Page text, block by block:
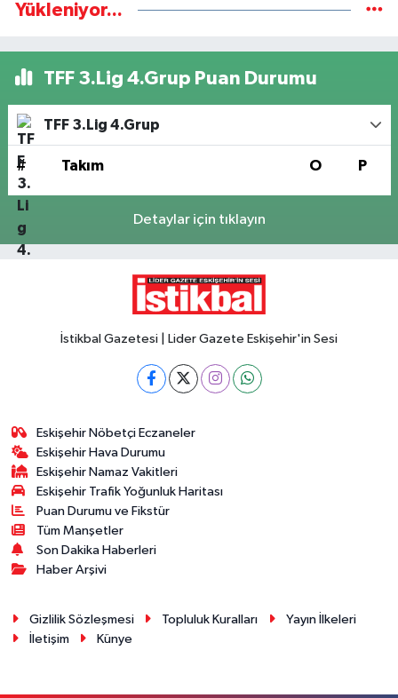
Yükleniyor...
TFF 3.Lig 4.Grup Puan Durumu
TFF 3.Lig 4.Grup
# Takım O P
Detaylar için tıklayın
İstikbal Gazetesi | Lider Gazete Eskişehir'in Sesi
Eskişehir Nöbetçi Eczaneler
Eskişehir Hava Durumu
Eskişehir Namaz Vakitleri
Eskişehir Trafik Yoğunluk Haritası
Puan Durumu ve Fikstür
Tüm Manşetler
Son Dakika Haberleri
Haber Arşivi
Gizlilik Sözleşmesi Topluluk Kuralları
Yayın İlkeleri
İletişim
Künye